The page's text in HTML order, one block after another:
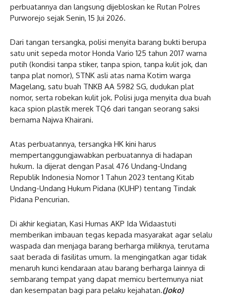
perbuatannya dan langsung dijebloskan ke Rutan Polres
Purworejo sejak Senin, 15 Jui 2026.
Dari tangan tersangka, polisi menyita barang bukti berupa
satu unit sepeda motor Honda Vario 125 tahun 2017 warna
putih (kondisi tanpa stiker, tanpa spion, tanpa kulit jok, dan
tanpa plat nomor), STNK asli atas nama Kotim warga
Magelang, satu buah TNKB AA 5982 SG, dudukan plat
nomor, serta robekan kulit jok. Polisi juga menyita dua buah
kaca spion plastik merek TQ6 dari tangan seorang saksi
bernama Najwa Khairani.
Atas perbuatannya, tersangka HK kini harus
mempertanggungjawabkan perbuatannya di hadapan
hukum. Ia dijerat dengan Pasal 476 Undang-Undang
Republik Indonesia Nomor 1 Tahun 2023 tentang Kitab
Undang-Undang Hukum Pidana (KUHP) tentang Tindak
Pidana Pencurian.
Di akhir kegiatan, Kasi Humas AKP Ida Widaastuti
memberikan imbauan tegas kepada masyarakat agar selalu
waspada dan menjaga barang berharga miliknya, terutama
saat berada di fasilitas umum. Ia mengingatkan agar tidak
menaruh kunci kendaraan atau barang berharga lainnya di
sembarang tempat yang dapat memicu bertemunya niat
dan kesempatan bagi para pelaku kejahatan.(Joko)